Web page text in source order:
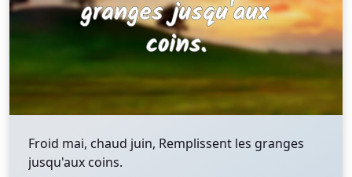
Froid mai, chaud juin, Remplissent les granges
jusqu'aux coins.